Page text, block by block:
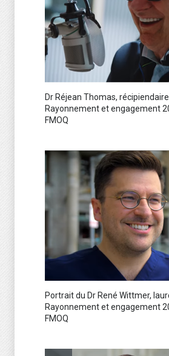
Dr Réjean Thomas,
Rayonnement et engagement
FMOQ
Portrait du Dr René Wittmer,
Rayonnement et engagement
FMOQ